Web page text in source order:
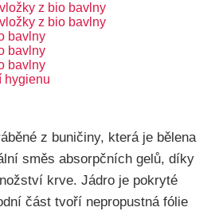
z buničiny, která je bělena
směs absorpčních gelů, díky
krve. Jádro je pokryté
část tvoří nepropustná fólie